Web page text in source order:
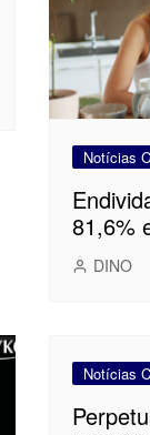
Notícias
81,6%
DINO
Notícias